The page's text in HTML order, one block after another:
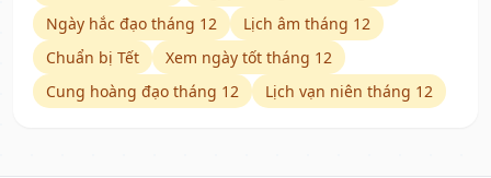
Ngày hắc đạo tháng 12
Lịch âm tháng 12
Chuẩn bị Tết
Xem ngày tốt tháng 12
Cung hoàng đạo tháng 12
Lịch vạn niên tháng 12